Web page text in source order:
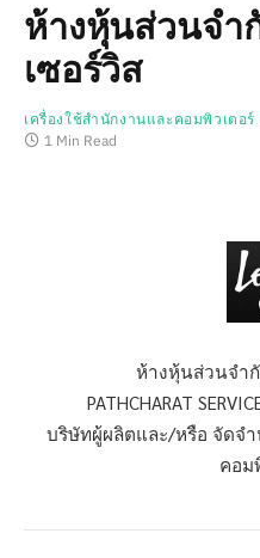
ห้างหุ้นส่วนจำ
เซอร์วิส
เครื่องใช้สำนักงานและคอมพิวเตอร์
1 Min Read
ห้างหุ้นส่วนจำ
PATHCHARAT
บริษัทผู้ผลิตและ/หรือ จัดจ
คอม